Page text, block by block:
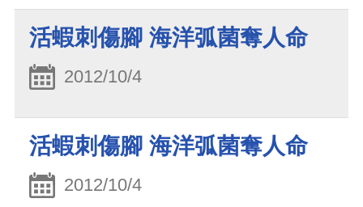
活蝦刺傷腳 海洋弧菌奪人命
2012/10/4
活蝦刺傷腳 海洋弧菌奪人命
2012/10/4